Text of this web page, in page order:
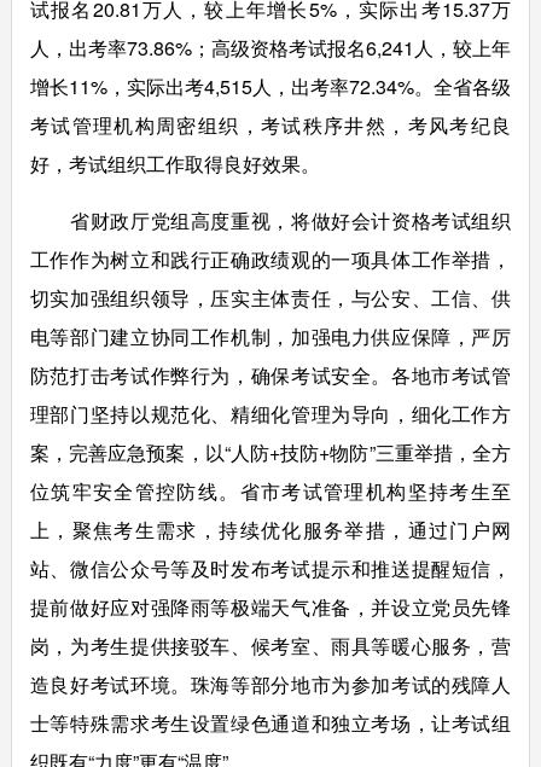
试报名20.81万人，较上年增长5%，实际出考15.37万
人，出考率73.86%；高级资格考试报名6,241人，较上年
增长11%，实际出考4,515人，出考率72.34%。全省各级
考试管理机构周密组织，考试秩序井然，考风考纪良
好，考试组织工作取得良好效果。
省财政厅党组高度重视，将做好会计资格考试组织
工作作为树立和践行正确政绩观的一项具体工作举措，
切实加强组织领导，压实主体责任，与公安、工信、供
电等部门建立协同工作机制，加强电力供应保障，严厉
防范打击考试作弊行为，确保考试安全。各地市考试管
理部门坚持以规范化、精细化管理为导向，细化工作方
案，完善应急预案，以“人防+技防+物防”三重举措，全方
位筑牢安全管控防线。省市考试管理机构坚持考生至
上，聚焦考生需求，持续优化服务举措，通过门户网
站、微信公众号等及时发布考试提示和推送提醒短信，
提前做好应对强降雨等极端天气准备，并设立党员先锋
岗，为考生提供接驳车、候考室、雨具等暖心服务，营
造良好考试环境。珠海等部分地市为参加考试的残障人
士等特殊需求考生设置绿色通道和独立考场，让考试组
织既有“力度”更有“温度”。